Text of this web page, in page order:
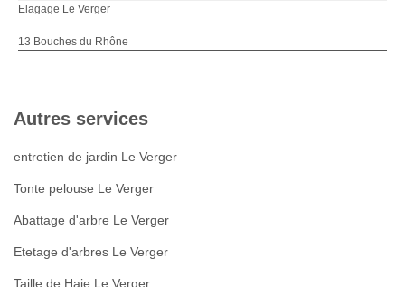
Elagage Le Verger
13 Bouches du Rhône
Autres services
entretien de jardin Le Verger
Tonte pelouse Le Verger
Abattage d'arbre Le Verger
Etetage d'arbres Le Verger
Taille de Haie Le Verger